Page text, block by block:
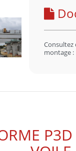
Consultez
montage :